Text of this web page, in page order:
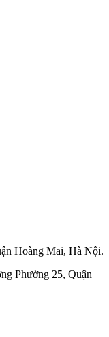
Hoàng Mai, Hà Nội.
Phường 25, Quận